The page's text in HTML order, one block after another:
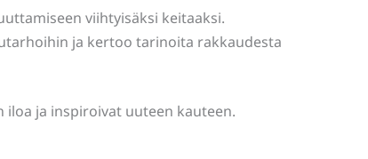
viihtyisäksi keitaaksi.
ja kertoo tarinoita rakkaudesta
ja inspiroivat uuteen kauteen.